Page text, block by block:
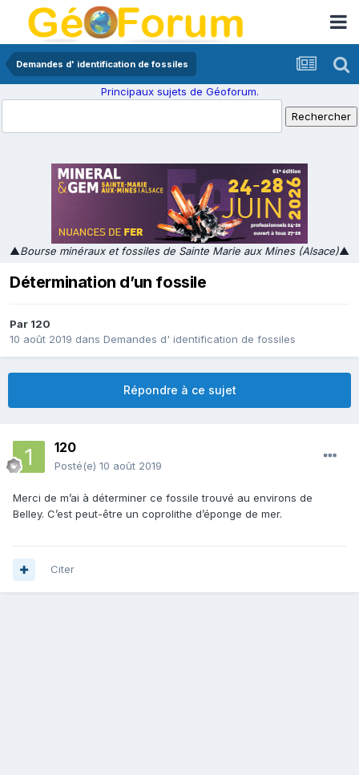
Demandes d' identification de fossiles
Principaux sujets de Géoforum.
▲Bourse minéraux et fossiles de Sainte Marie aux Mines (Alsace)▲
Détermination d’un fossile
Par 120
10 août 2019 dans Demandes d' identification de fossiles
Répondre à ce sujet
120
Posté(e) 10 août 2019
Merci de m’ai à déterminer ce fossile trouvé au environs de
Belley. C’est peut-être un coprolithe d’éponge de mer.
Citer